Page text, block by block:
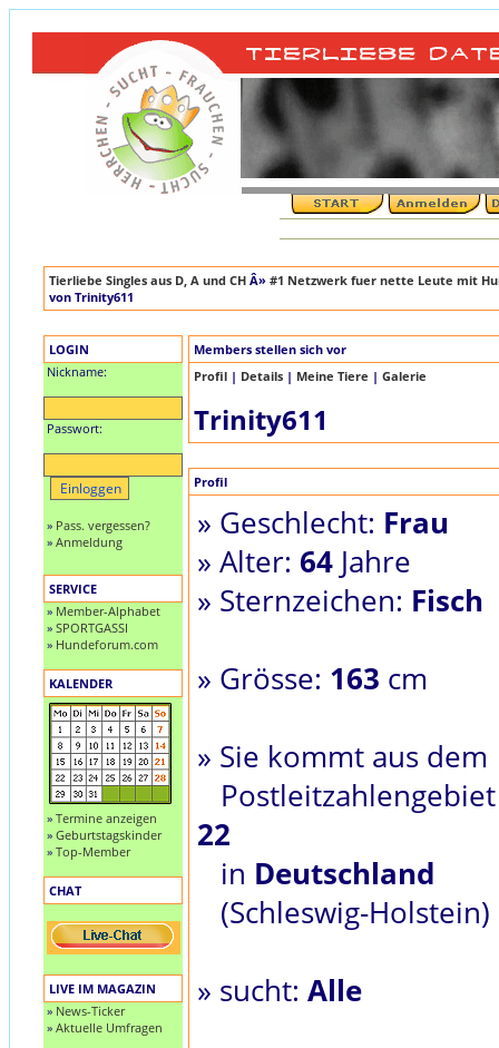
Tierliebe Singles aus D, A und CH Â» #1 Netzwerk fuer nette Leute mit
von Trinity611
LOGIN
Nickname:
Passwort:
» Pass. vergessen?
» Anmeldung
SERVICE
» Member-Alphabet
» SPORTGASSI
» Hundeforum.com
KALENDER
» Termine anzeigen
» Geburtstagskinder
» Top-Member
CHAT
LIVE IM MAGAZIN
» News-Ticker
» Aktuelle Umfragen
Members stellen sich vor
Profil | Details | Meine Tiere | Galerie
Trinity611
Profil
» Geschlecht: Frau
» Alter: 64 Jahre
» Sternzeichen: Fisch
» Grösse: 163 cm
» Sie kommt aus dem
Postleitzahlengebiet
22
in Deutschland
(Schleswig-Holstein)
» sucht: Alle